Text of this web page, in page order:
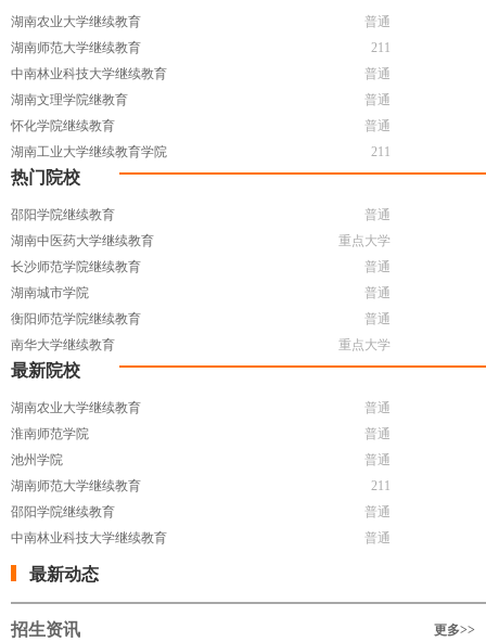
湖南农业大学继续教育
普通
湖南师范大学继续教育
211
中南林业科技大学继续教育
普通
湖南文理学院继教育
普通
怀化学院继续教育
普通
湖南工业大学继续教育学院
211
热门院校
邵阳学院继续教育
普通
湖南中医药大学继续教育
重点大学
长沙师范学院继续教育
普通
湖南城市学院
普通
衡阳师范学院继续教育
普通
南华大学继续教育
重点大学
最新院校
湖南农业大学继续教育
普通
淮南师范学院
普通
池州学院
普通
湖南师范大学继续教育
211
邵阳学院继续教育
普通
中南林业科技大学继续教育
普通
最新动态
招生资讯 更多>>